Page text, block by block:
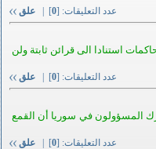
عدد التعليقات: [0
] | علق
استنادا الى قرائن ثابتة ولن
عدد التعليقات: [0
] | علق
المسؤولون في سوريا أن القمع
عدد التعليقات: [0
] | علق